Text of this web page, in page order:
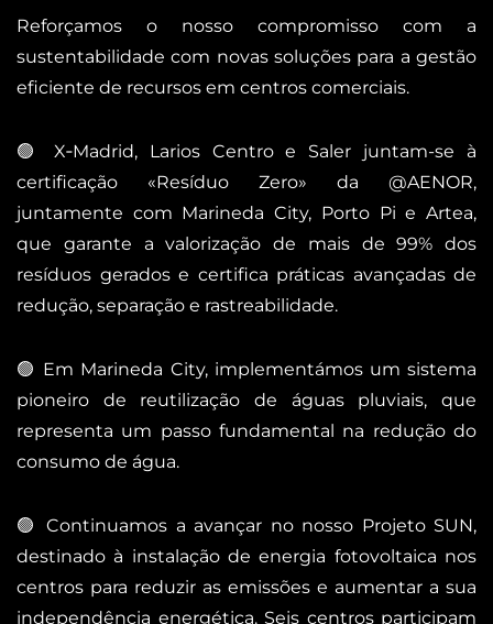
Reforçamos o nosso compromisso com a
sustentabilidade com novas soluções para a gestão
eficiente de recursos em centros comerciais.
🟢​ X‑Madrid, Larios Centro e Saler juntam-se à
certificação «Resíduo Zero» da @AENOR,
juntamente com Marineda City, Porto Pi e Artea,
que garante a valorização de mais de 99% dos
resíduos gerados e certifica práticas avançadas de
redução, separação e rastreabilidade.
🟢​ Em Marineda City, implementámos um sistema
pioneiro de reutilização de águas pluviais, que
representa um passo fundamental na redução do
consumo de água.
🟢 Continuamos a avançar no nosso Projeto SUN,
destinado à instalação de energia fotovoltaica nos
centros para reduzir as emissões e aumentar a sua
independência energética. Seis centros participam